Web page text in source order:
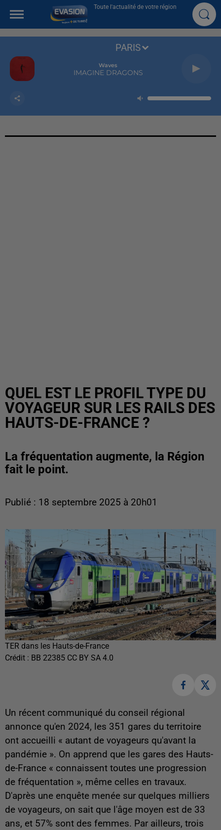
Toute l'actualité de votre région
Waves
IMAGINE DRAGONS
PARIS
QUEL EST LE PROFIL TYPE DU
VOYAGEUR SUR LES RAILS DES
HAUTS-DE-FRANCE ?
La fréquentation augmente, la Région
fait le point.
Publié : 18 septembre 2025 à 20h01
TER dans les Hauts-de-France
Crédit : BB 22385 CC BY SA 4.0
Un récent communiqué du conseil régional
annonce qu'en 2024, les 351 gares du territoire
ont accueilli « autant de voyageurs qu'avant la
pandémie ». On apprend que les gares des Hauts-
de-France « connaissent toutes une progression
de fréquentation », même celles en travaux.
D'après une enquête menée sur quelques milliers
de voyageurs, on sait que l'âge moyen est de 33
ans, et 57% sont des femmes. Par ailleurs, trois